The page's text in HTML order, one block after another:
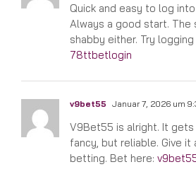
Quick and easy to log
Always a good start. The
shabby either. Try
78ttbetlogin
v9bet55 Januar 7, 2026 um
V9Bet55 is alright. It
fancy, but reliable. Give
betting. Bet here: